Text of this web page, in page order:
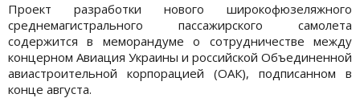
Проект разработки нового широкофюзеляжного
среднемагистрального пассажирского самолета
содержится в меморандуме о сотрудничестве между
концерном Авиация Украины и российской Объединенной
авиастроительной корпорацией (ОАК), подписанном в
конце августа.